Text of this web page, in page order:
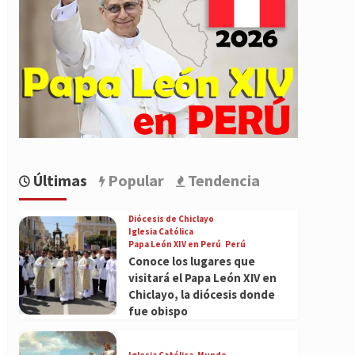
Últimas Popular Tendencia
Diócesis de Chiclayo
Iglesia Católica
Papa León XIV en Perú Perú
Conoce los lugares que
visitará el Papa León XIV en
Chiclayo, la diócesis donde
fue obispo